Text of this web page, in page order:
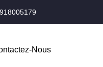
Nous